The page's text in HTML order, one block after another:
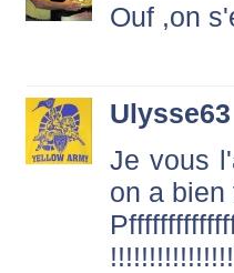
Ouf ,on
Ulysse63
Je vous
on a